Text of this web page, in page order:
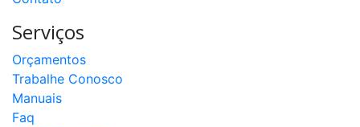
Serviços
Orçamentos
Trabalhe Conosco
Manuais
Faq